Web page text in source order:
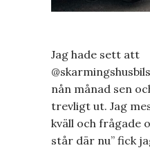
Jag hade sett att
nån månad sen
trevligt ut. Jag
kväll och frågade
står där nu” fick